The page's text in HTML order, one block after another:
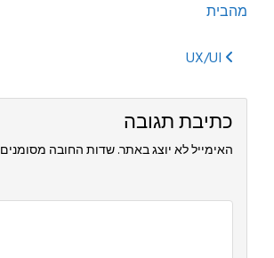
מהבית
Post
navigation
כתיבת תגובה
האימייל לא יוצג באתר.שדות החובה מסומנים